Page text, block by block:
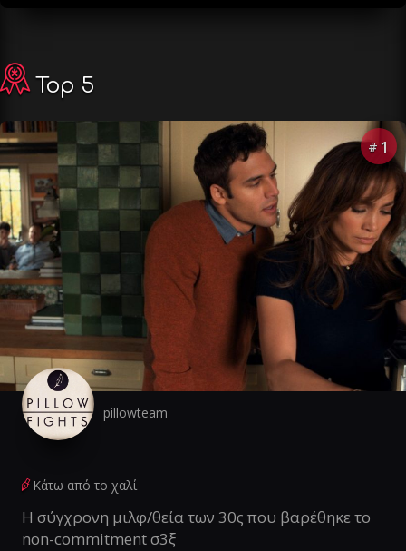
Top 5
# 1
pillowteam
Κάτω από το χαλί
Η σύγχρονη μιλφ/θεία των 30ς που βαρέθηκε το
non-commitment σ3ξ